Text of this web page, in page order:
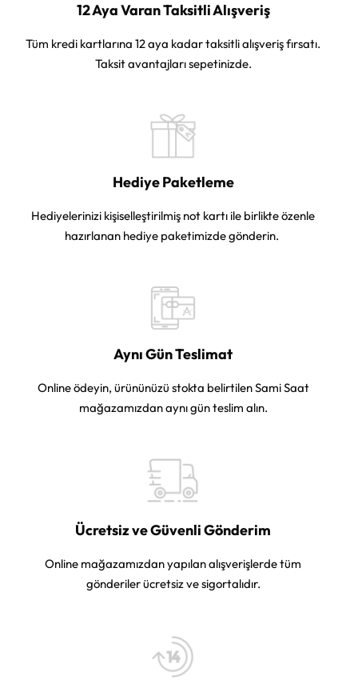
12 Aya Varan Taksitli Alışveriş
Tüm kredi kartlarına 12 aya kadar taksitli alışveriş fırsatı.
Taksit avantajları sepetinizde.
Hediye Paketleme
Hediyelerinizi kişiselleştirilmiş not kartı ile birlikte özenle
hazırlanan hediye paketimizde gönderin.
Aynı Gün Teslimat
Online ödeyin, ürününüzü stokta belirtilen Sami Saat
mağazamızdan aynı gün teslim alın.
Ücretsiz ve Güvenli Gönderim
Online mağazamızdan yapılan alışverişlerde tüm
gönderiler ücretsiz ve sigortalıdır.